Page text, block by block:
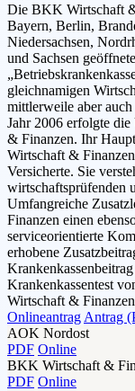
Die BKK Wirtschaft
Bayern, Berlin,
Niedersachsen,
und Sachsen
gleichnamigen
mittlerweile aber
Jahr 2006 erfolgte
& Finanzen. Ihr
Wirtschaft &
Versicherte. Sie
wirtschaftsprüfenden
Umfangreiche
Finanzen einen
serviceorientierte
erhobene
Krankenkassentest
Wirtschaft &
Onlineantrag Antrag
AOK Nordost
PDF Online
BKK Wirtschaft &
PDF Online